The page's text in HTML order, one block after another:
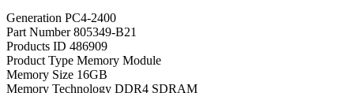
Generation PC4-2400
Part Number 805349-B21
Products ID 486909
Product Type Memory Module
Memory Size 16GB
Memory Technology DDR4 SDRAM